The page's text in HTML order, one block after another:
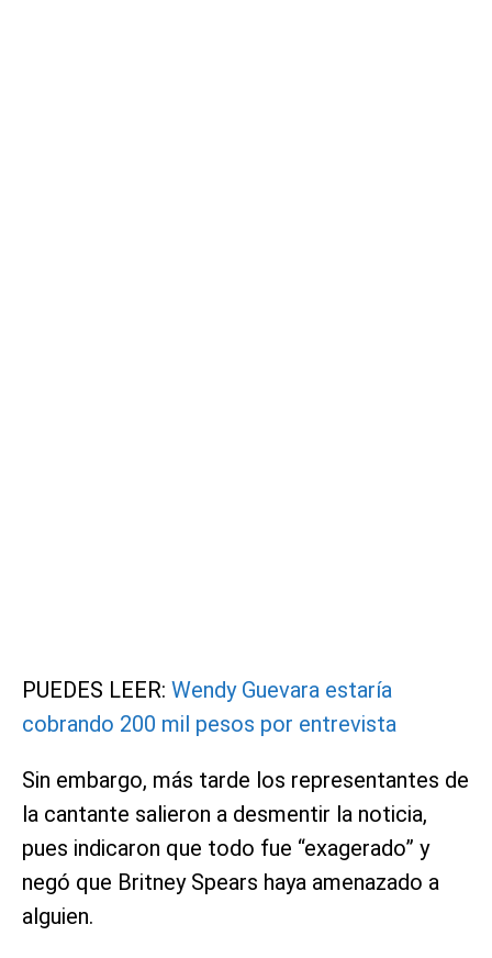
PUEDES LEER: Wendy Guevara estaría
cobrando 200 mil pesos por entrevista
Sin embargo, más tarde los representantes de
la cantante salieron a desmentir la noticia,
pues indicaron que todo fue “exagerado” y
negó que Britney Spears haya amenazado a
alguien.